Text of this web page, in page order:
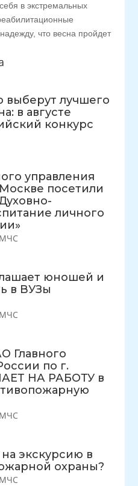
выберут лучшего
в августе
конкурс
управления
посетили
личного
юношей и
в ВУЗы
Главного
по г.
НА РАБОТУ в
на экскурсию в
охраны?
в экстремальных
что весна пройдет